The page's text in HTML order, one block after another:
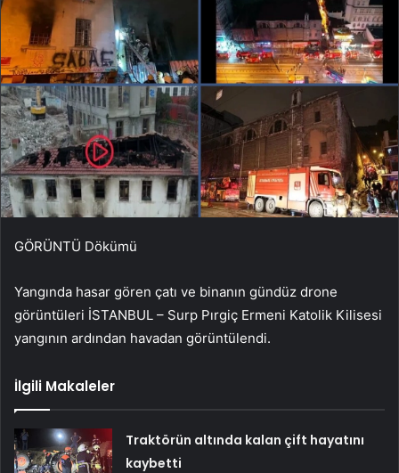
GÖRÜNTÜ Dökümü
Yangında hasar gören çatı ve binanın gündüz drone
görüntüleri İSTANBUL – Surp Pırgiç Ermeni Katolik Kilisesi
yangının ardından havadan görüntülendi.
İlgili Makaleler
Traktörün altında kalan çift hayatını
kaybetti